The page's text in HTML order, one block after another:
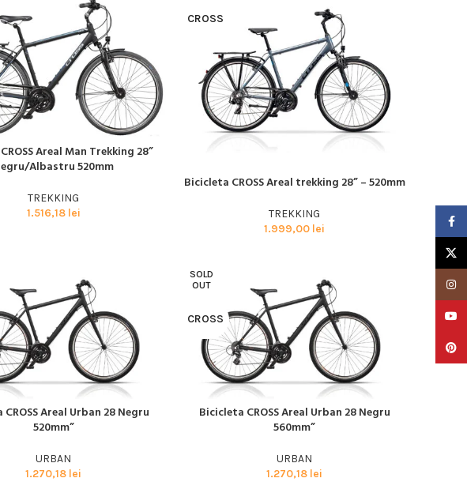
Products variations colors
and images without any
additional plugins.
View More
MULT
Areal Man Trekking 28”
Albastru 520mm
TREKKING
1.516,18 lei
CROSS
ADAUGĂ ÎN COȘ
Bicicleta CROSS Areal trekking 28” – 520mm
TREKKING
1.999,00 lei
MULT
Areal Urban 28 Negru
520mm”
URBAN
1.270,18 lei
SOLD
OUT
CROSS
CITEȘTE MAI MULT
Bicicleta CROSS Areal Urban 28 Negru
560mm”
URBAN
1.270,18 lei